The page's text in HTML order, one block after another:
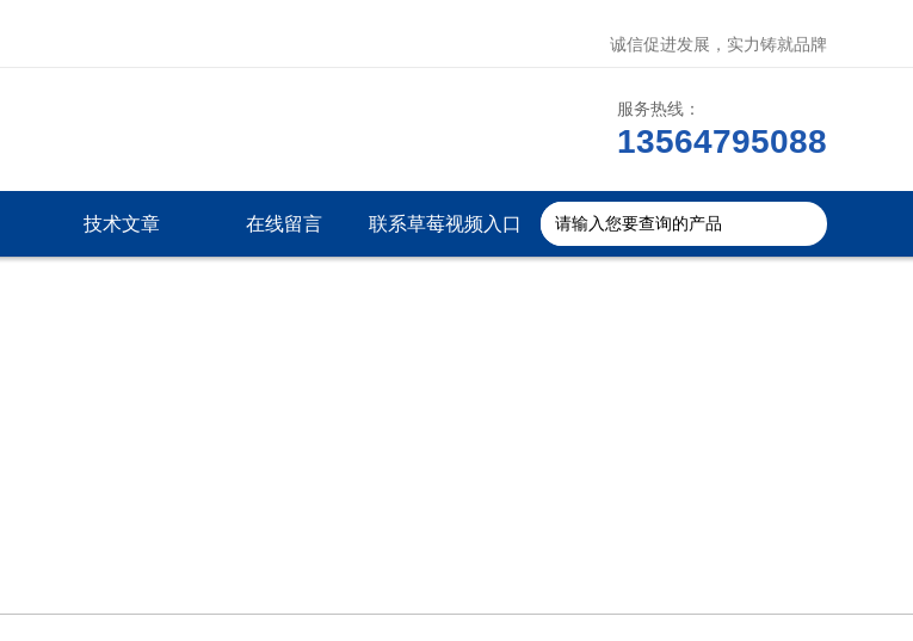
诚信促进发展，实力铸就品牌
服务热线：
13564795088
技术文章 在线留言 联系草莓视频入口